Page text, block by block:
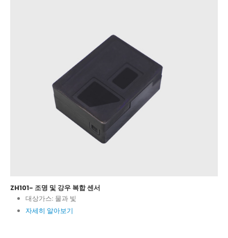
ZH101- 조명 및 강우 복합 센서
대상가스: 물과 빛
자세히 알아보기